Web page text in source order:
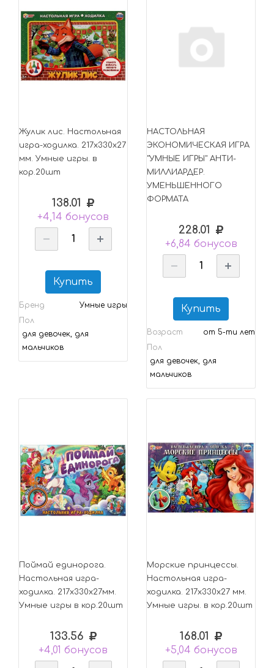
Жулик лис. Настольная
игра-ходилка. 217х330х27
мм. Умные игры. в
кор.20шт
138.01
+4,14 бонусов
Купить
Бренд
Умные игры
Пол
для девочек, для
мальчиков
НАСТОЛЬНАЯ
ЭКОНОМИЧЕСКАЯ ИГРА
"УМНЫЕ ИГРЫ" АНТИ-
МИЛЛИАРДЕР.
УМЕНЬШЕННОГО
ФОРМАТА
228.01
+6,84 бонусов
Купить
Возраст
от 5-ти лет
Пол
для девочек, для
мальчиков
Поймай единорога.
Настольная игра-
ходилка. 217х330х27мм.
Умные игры в кор.20шт
133.56
+4,01 бонусов
Морские принцессы.
Настольная игра-
ходилка. 217х330х27 мм.
Умные игры. в кор.20шт
168.01
+5,04 бонусов